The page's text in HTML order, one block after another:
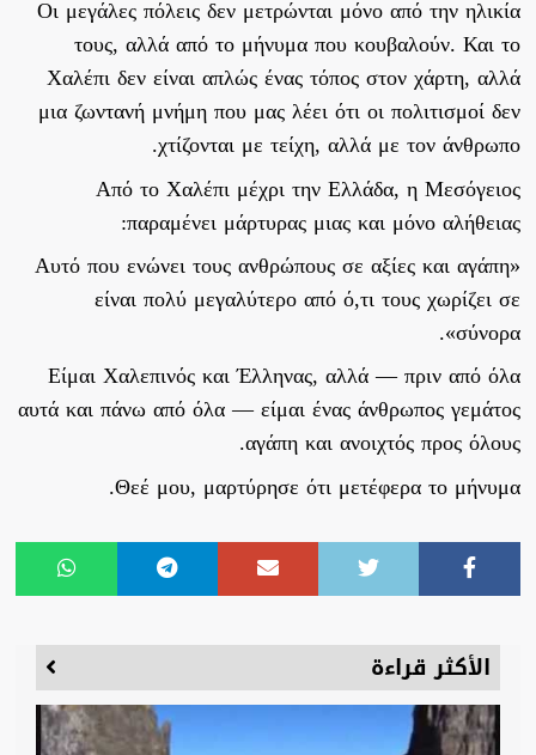
Οι μεγάλες πόλεις δεν μετρώνται μόνο από την ηλικία
τους, αλλά από το μήνυμα που κουβαλούν. Και το
Χαλέπι δεν είναι απλώς ένας τόπος στον χάρτη, αλλά
μια ζωντανή μνήμη που μας λέει ότι οι πολιτισμοί δεν
χτίζονται με τείχη, αλλά με τον άνθρωπο.
Από το Χαλέπι μέχρι την Ελλάδα, η Μεσόγειος
παραμένει μάρτυρας μιας και μόνο αλήθειας:
«Αυτό που ενώνει τους ανθρώπους σε αξίες και αγάπη
είναι πολύ μεγαλύτερο από ό,τι τους χωρίζει σε
σύνορα».
Είμαι Χαλεπινός και Έλληνας, αλλά — πριν από όλα
αυτά και πάνω από όλα — είμαι ένας άνθρωπος γεμάτος
αγάπη και ανοιχτός προς όλους.
Θεέ μου, μαρτύρησε ότι μετέφερα το μήνυμα.
الأكثر قراءة